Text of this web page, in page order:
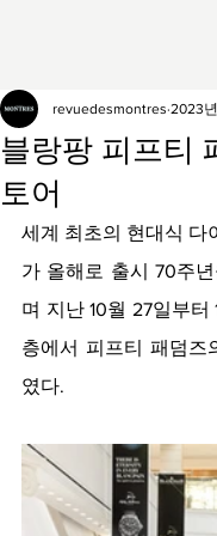
블랑팡 피프티
토어
revuedesmontres 2023
세계 최초의 현대식 다
가 올해로 출시 70주
며 지난 10월 27일부터
층에서 피프티 패덤즈
였다.